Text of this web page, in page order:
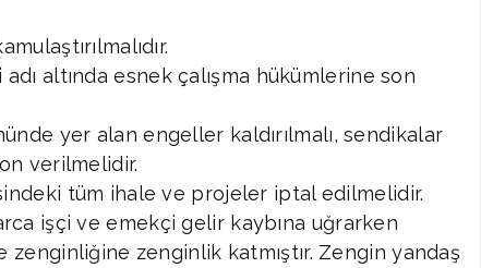
altında esnek çalışma hükümlerine son
yer alan engeller kaldırılmalı, sendikalar
verilmelidir.
tüm ihale ve projeler iptal edilmelidir.
işçi ve emekçi gelir kaybına uğrarken
zenginliğine zenginlik katmıştır. Zengin yandaş